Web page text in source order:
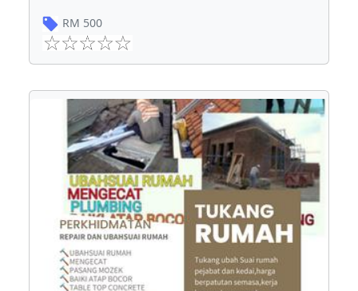
RM 500